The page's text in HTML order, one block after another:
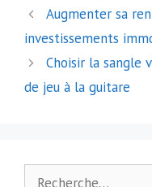
Navigation
des
Augmenter sa
investissements
Choisir la sangle
de jeu à la guitare
Rechercher :